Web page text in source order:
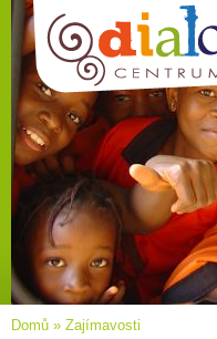
Domů » Zajímavosti